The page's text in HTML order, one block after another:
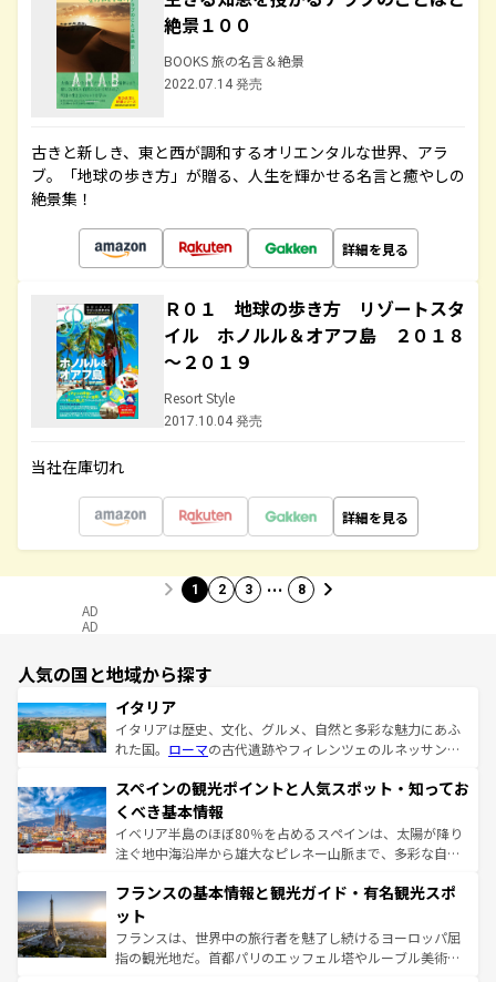
絶景１００
BOOKS 旅の名言＆絶景
2022.07.14 発売
古きと新しき、東と西が調和するオリエンタルな世界、アラ
ブ。「地球の歩き方」が贈る、人生を輝かせる名言と癒やしの
絶景集！
詳細を見る
Ｒ０１ 地球の歩き方 リゾートスタ
イル ホノルル＆オアフ島 ２０１８
～２０１９
Resort Style
2017.10.04 発売
当社在庫切れ
詳細を見る
1 2 3 … 8
AD
AD
人気の国と地域から探す
イタリア
イタリアは歴史、文化、グルメ、自然と多彩な魅力にあふ
れた国。 ローマの古代遺跡やフィレンツェのルネッサンス
ろん、トスカーナの美しい田園風景やアマルフィ海岸の絶
景など、自然景観も見逃せない。観光の合間には、本場の
ピザやパスタなど、絶品のイタリア料理を堪能することも
できる。朝目覚めてから夜眠るまで、すべての瞬間を楽し
なお、新着のイタリア情報はコンテンツ一覧を参照してほ
しい。
スペインの観光ポイントと人気スポット・知ってお
くべき基本情報
イベリア半島のほぼ80％を占めるスペインは、太陽が降り
注ぐ地中海沿岸から雄大なピレネー山脈まで、多彩な自然
文化が根付くこの国では、情熱的なフラメンコ、熱気あふ
れる闘牛、そして美味しいタパスが生活の一部となってい
る。首都マドリードの洗練された雰囲気や、バルセロナの
アートに溢れた街角から、地方では古代ローマ遺跡や中世
フランスの基本情報と観光ガイド・有名観光スポ
ット
フランスは、世界中の旅行者を魅了し続けるヨーロッパ屈
指の観光地だ。首都パリのエッフェル塔やルーブル美術館